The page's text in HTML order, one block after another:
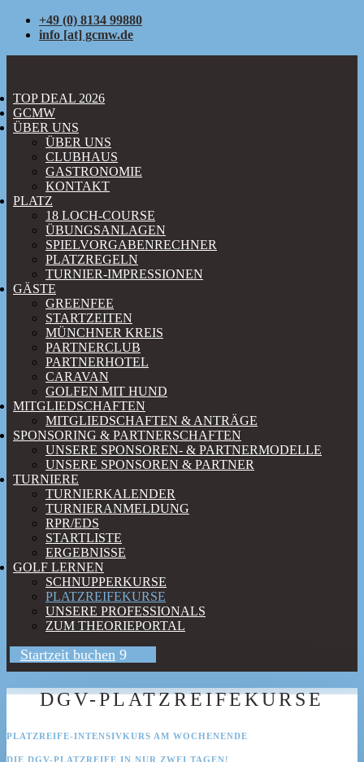
+49 (0) 8134 99880
info [at] gcmw.de
TOP DEAL 2026
GCMW
ÜBER UNS
ÜBER UNS
CLUBHAUS
GASTRONOMIE
KONTAKT
PLATZ
18 LOCH-COURSE
ÜBUNGSANLAGEN
SPIELVORGABENRECHNER
PLATZREGELN
TURNIER-IMPRESSIONEN
GÄSTE
GREENFEE
STARTZEITEN
MÜNCHNER KREIS
PARTNERCLUB
PARTNERHOTEL
CARAVAN
GOLFEN MIT HUND
MITGLIEDSCHAFTEN
MITGLIEDSCHAFTEN & ANTRÄGE
SPONSORING & PARTNERSCHAFTEN
UNSERE SPONSOREN- & PARTNERMODELLE
UNSERE SPONSOREN & PARTNER
TURNIERE
TURNIERKALENDER
TURNIERANMELDUNG
RPR/EDS
STARTLISTE
ERGEBNISSE
GOLF LERNEN
SCHNUPPERKURSE
PLATZREIFEKURSE
UNSERE PROFESSIONALS
ZUM THEORIEPORTAL
Startzeit buchen
DGV-PLATZREIFEKURSE
PLATZREIFE-INTENSIVKURS AM WOCHENENDE
DIE DGV-PLATZREIFE IN NUR ZWEI TAGEN!